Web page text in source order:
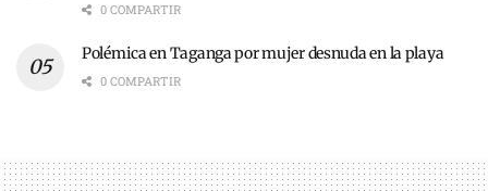
0 COMPARTIR
Polémica en Taganga por mujer desnuda en la playa
0 COMPARTIR